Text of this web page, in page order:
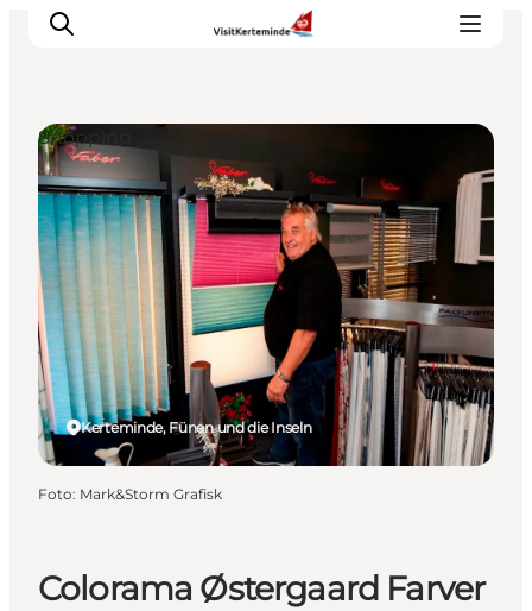
Sehenswürdigkeiten
Aktivitäten
Essen und trinken
Unterkünfte
Reiseplanung
Veranstaltungen
Colorama Østergaard Farver
Kerteminde, Fünen und die Inseln
Shopping
Foto: Mark&Storm Grafisk